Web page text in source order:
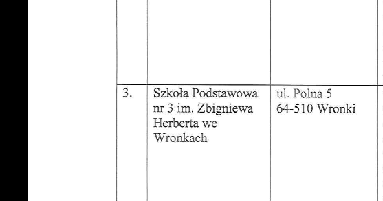
Tego typu
zapamiętanie
personalizację
Dzięki tym
komfort
poprzez
preferencji.
większej
Analityczne
Cookies
zakresie